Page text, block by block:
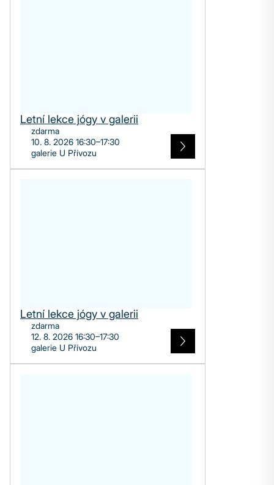
Letní lekce jógy v galerii
zdarma
10. 8. 2026 16:30–17:30
galerie U Přívozu
Letní lekce jógy v galerii
zdarma
12. 8. 2026 16:30–17:30
galerie U Přívozu